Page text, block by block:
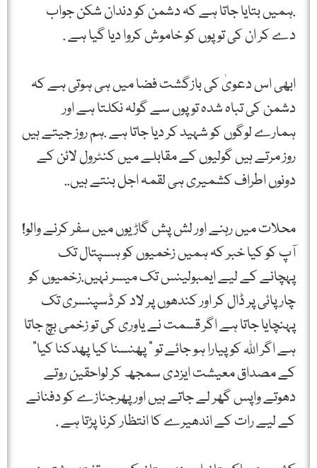
.ہمیں بتایا جاتا ہے کہ دشمن کو دندان شکن جواب
دے کر ان کی توپوں کو خاموش کروا دیا گیا ہے .
ابھی اس دعویٰ کی بازگشت فضا میں ہی ہوتی ہے کہ
دشمن کی تباہ شدہ توپوں سے گولہ نکلتا ہے اور
ہمارے لوگوں کو شہید کر دیا جاتا ہے .ہم روز جیتے ہیں
روز مرتے ہیں گولیوں کے مقابلے میں کنٹرول لائن کے
دونوں اطراف کشمیری ہی لقمہ اجل بنتے ہیں..
محلات میں رہنے اور لش پش گاڑیوں میں سفر کرنے والو!
آپ کو کیا خبر کہ ہمیں زخمیوں کو ہسپتال تک
پہچانے کے لیے ایمبولینس تک میسر نہیں.زخمیوں کو
چارپائی پر ڈال کر اور کندھوں پر لاد کر ڈسپنسری تک
پہنچایا جاتا ہے اگر قسمت نے یاوری کی تو زخمی بچ جاتا
ہے اگر اللہ کو پیارا ہو جائے تو ” پھنسنا کیا پھدکنا کیا”
کے مصداق معیشت ایزدی سمجھ کر لواحقین روتے
دھوتے واپس گھر لے جاتے ہیں اور پھرجنازے کو دفنانے
کے لیے رات کے اندھیرے کا انتظار کرنا پڑتا ہے .